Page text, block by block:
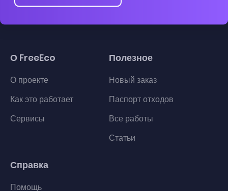
О FreeEco
О проекте
Как это работает
Сервисы
Полезное
Новый заказ
Паспорт отходов
Все работы
Статьи
Справка
Помощь